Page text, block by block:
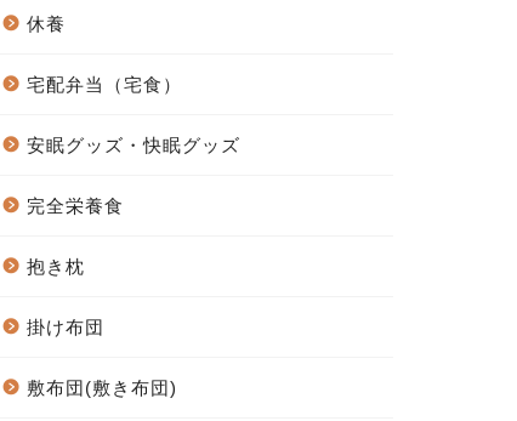
休養
宅配弁当（宅食）
安眠グッズ・快眠グッズ
完全栄養食
抱き枕
掛け布団
敷布団(敷き布団)